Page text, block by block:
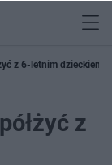
z 6-letnim dzieckiem
z